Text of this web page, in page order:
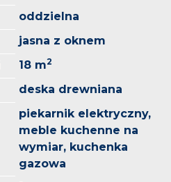
oddzielna
jasna z oknem
18 m2
deska drewniana
piekarnik elektryczny,
meble kuchenne na
wymiar, kuchenka
gazowa